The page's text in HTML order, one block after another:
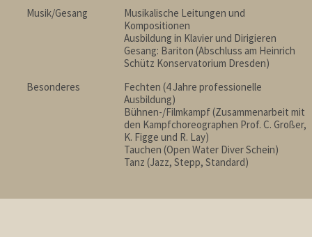
Musik/Gesang
Musikalische Leitungen und
Kompositionen
Ausbildung in Klavier und Dirigieren
Gesang: Bariton (Abschluss am Heinrich
Schütz Konservatorium Dresden)
Besonderes
Fechten (4 Jahre professionelle
Ausbildung)
Bühnen-/Filmkampf (Zusammenarbeit mit
den Kampfchoreographen Prof. C. Großer,
K. Figge und R. Lay)
Tauchen (Open Water Diver Schein)
Tanz (Jazz, Stepp, Standard)